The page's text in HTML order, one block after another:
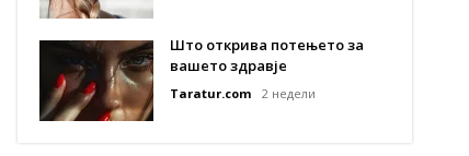
Што открива потењето за
вашето здравје
Taratur.com 2 недели